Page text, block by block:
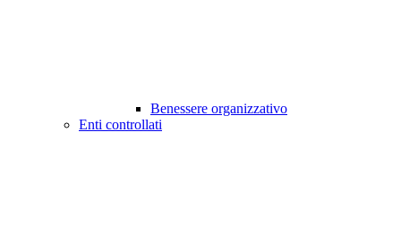
Benessere organizzativo
Enti controllati